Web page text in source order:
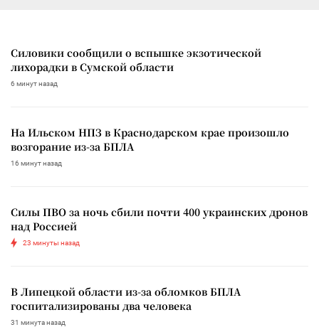
Силовики сообщили о вспышке экзотической
лихорадки в Сумской области
6 минут назад
На Ильском НПЗ в Краснодарском крае произошло
возгорание из-за БПЛА
16 минут назад
Силы ПВО за ночь сбили почти 400 украинских дронов
над Россией
23 минуты назад
В Липецкой области из-за обломков БПЛА
госпитализированы два человека
31 минута назад